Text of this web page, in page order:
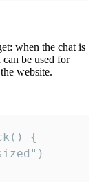
when the chat is
be used for
website.
{